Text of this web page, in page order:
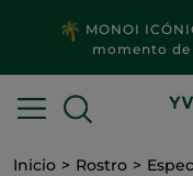
MONOI
momento de
Inicio Rostro